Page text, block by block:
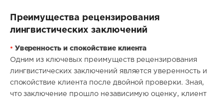
Преимущества рецензирования
лингвистических заключений
Уверенность и спокойствие клиента
Одним из ключевых преимуществ рецензирования
лингвистических заключений является уверенность и
спокойствие клиента после двойной проверки. Зная,
что заключение прошло независимую оценку, клиент